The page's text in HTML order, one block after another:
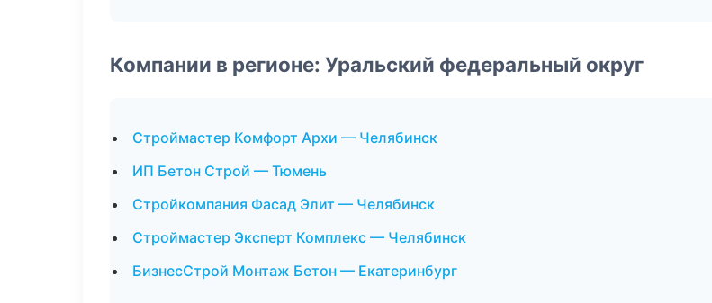
Компании в регионе: Уральский федеральный округ
Строймастер Комфорт Архи — Челябинск
ИП Бетон Строй — Тюмень
Стройкомпания Фасад Элит — Челябинск
Строймастер Эксперт Комплекс — Челябинск
БизнесСтрой Монтаж Бетон — Екатеринбург